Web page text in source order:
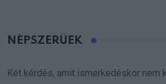
NÉPSZERŰEK
Két kérdés, amit ismerkedéskor nem